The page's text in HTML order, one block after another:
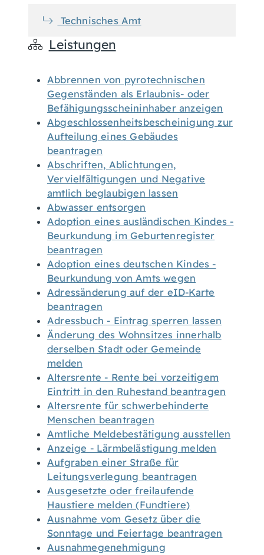
Technisches Amt
Leistungen
Abbrennen von pyrotechnischen
Gegenständen als Erlaubnis- oder
Befähigungsscheininhaber anzeigen
Abgeschlossenheitsbescheinigung zur
Aufteilung eines Gebäudes
beantragen
Abschriften, Ablichtungen,
Vervielfältigungen und Negative
amtlich beglaubigen lassen
Abwasser entsorgen
Adoption eines ausländischen Kindes -
Beurkundung im Geburtenregister
beantragen
Adoption eines deutschen Kindes -
Beurkundung von Amts wegen
Adressänderung auf der eID-Karte
beantragen
Adressbuch - Eintrag sperren lassen
Änderung des Wohnsitzes innerhalb
derselben Stadt oder Gemeinde
melden
Altersrente - Rente bei vorzeitigem
Eintritt in den Ruhestand beantragen
Altersrente für schwerbehinderte
Menschen beantragen
Amtliche Meldebestätigung ausstellen
Anzeige - Lärmbelästigung melden
Aufgraben einer Straße für
Leitungsverlegung beantragen
Ausgesetzte oder freilaufende
Haustiere melden (Fundtiere)
Ausnahme vom Gesetz über die
Sonntage und Feiertage beantragen
Ausnahmegenehmigung